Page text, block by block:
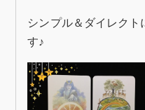
シンプル＆ダイレクト
す♪